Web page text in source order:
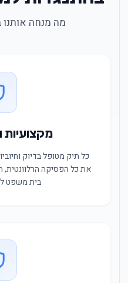
מה מנחה אותנו
מקצועיות
כל תיק מטופל בדיוק
את כל הפסיקה הרלוונטית,
בית משפט